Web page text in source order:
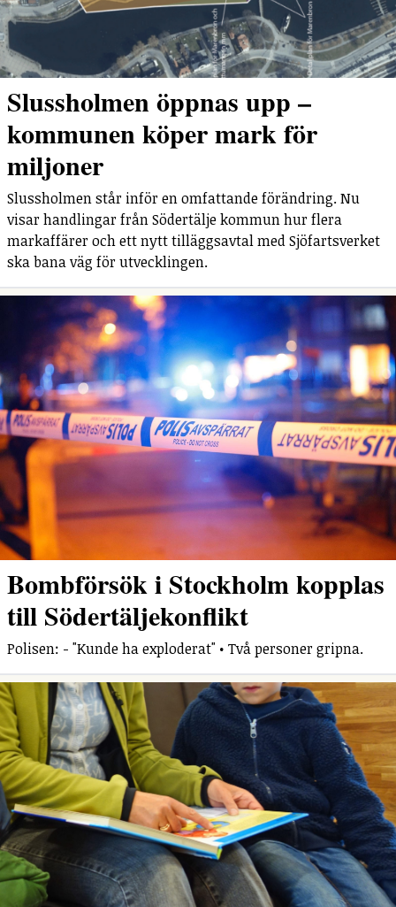
Slussholmen öppnas upp –
kommunen köper mark för
miljoner
Slussholmen står inför en omfattande förändring. Nu
visar handlingar från Södertälje kommun hur flera
markaffärer och ett nytt tilläggsavtal med Sjöfartsverket
ska bana väg för utvecklingen.
Bombförsök i Stockholm kopplas
till Södertäljekonflikt
Polisen: - "Kunde ha exploderat" • Två personer gripna.